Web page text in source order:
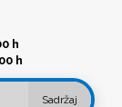
h
h
Sadržaj